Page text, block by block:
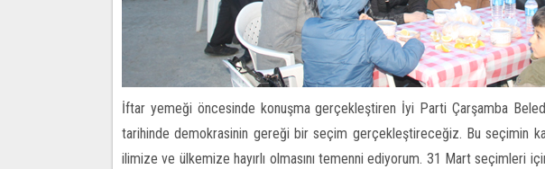
İftar yemeği öncesinde konuşma gerçekleştiren İyi Parti Çarşamba
tarihinde demokrasinin gereği bir seçim gerçekleştireceğiz. Bu seçimin
ilimize ve ülkemize hayırlı olmasını temenni ediyorum. 31 Mart seçimleri